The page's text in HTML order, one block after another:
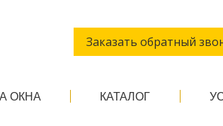
Заказать обратный
ОКНА КАТАЛОГ